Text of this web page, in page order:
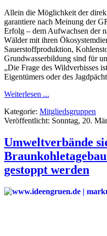
Allein die Möglichkeit der
garantiere nach Meinung der
Erfolg – dem Aufwachsen der
Wälder mit ihren
Sauerstoffproduktion,
Grundwasserbildung sind für
„Die Frage des Wildverbisses
Eigentümers oder des
Weiterlesen ...
Kategorie: Mitgliedsgruppen
Veröffentlicht: Sonntag, 20.
Umweltverbände
gestoppt werden